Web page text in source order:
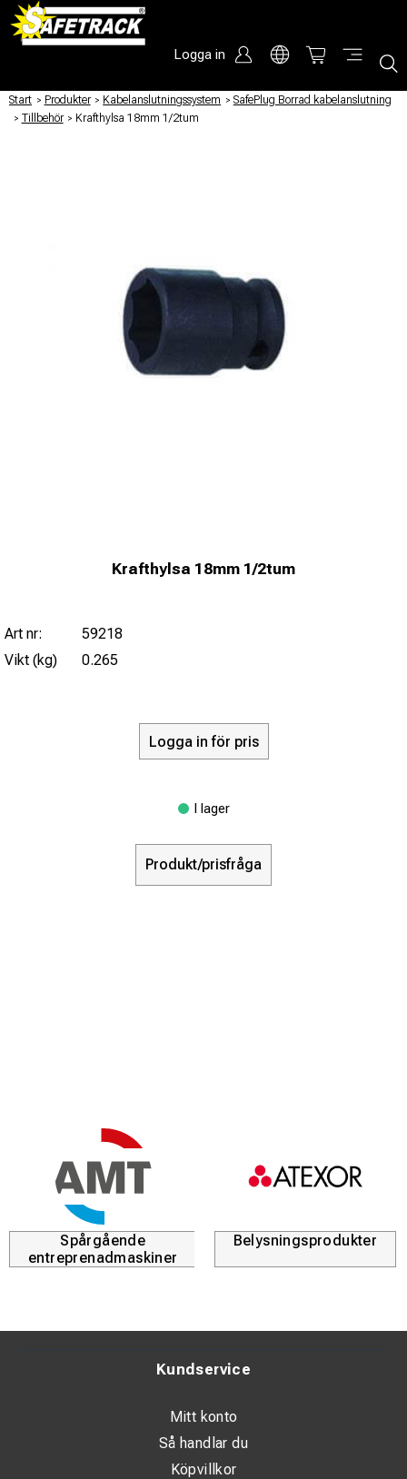
Logga in
Start / Produkter / Kabelanslutningssystem / SafePlug Borrad kabelanslutning
/ Tillbehör / Krafthylsa 18mm 1/2tum
Krafthylsa 18mm 1/2tum
Art nr:
59218
Vikt (kg)
0.265
Logga in för pris
I lager
Produkt/prisfråga
Spårgående
entreprenadmaskiner
Belysningsprodukter
Kundservice
Mitt konto
Så handlar du
Köpvillkor